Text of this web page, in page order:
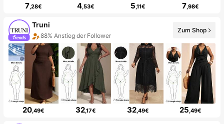
7,28€ 4,53€ 5,11€ 7,98€
Truni
88% Anstieg der Follower
Zum Shop
20,49€ 32,17€ 32,49€ 25,49€